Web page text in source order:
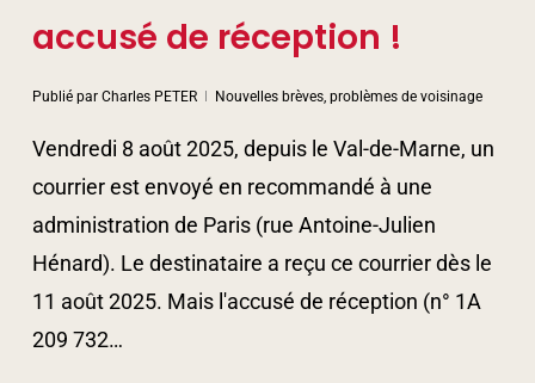
accusé de réception !
Publié par Charles PETER Nouvelles brèves, problèmes de voisinage
Vendredi 8 août 2025, depuis le Val-de-Marne, un
courrier est envoyé en recommandé à une
administration de Paris (rue Antoine-Julien
Hénard). Le destinataire a reçu ce courrier dès le
11 août 2025. Mais l'accusé de réception (n° 1A
209 732…